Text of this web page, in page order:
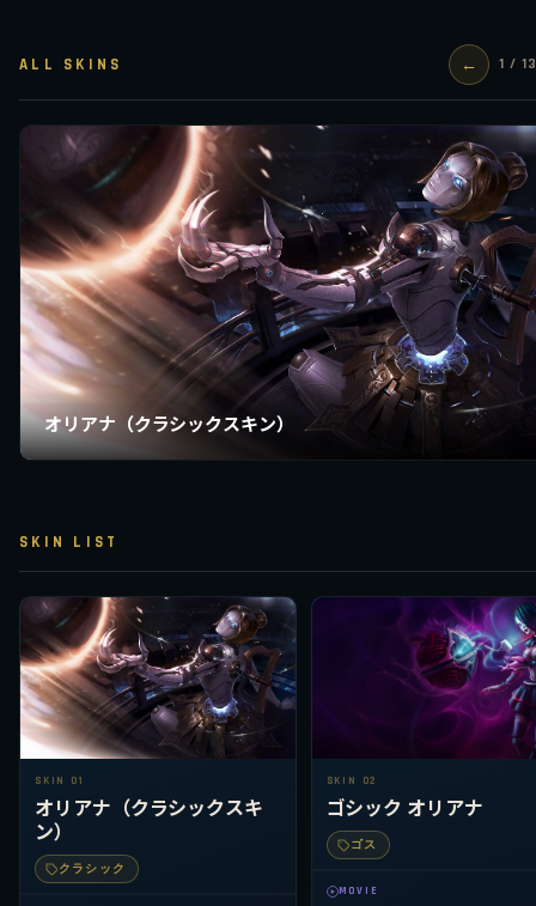
ALL SKINS ← 1 / 13
オリアナ（クラシックスキン）
SKIN LIST
SKIN 01
オリアナ（クラシックスキ
ン）
クラシック
SKIN 02
ゴシック オリアナ
ゴス
MOVIE